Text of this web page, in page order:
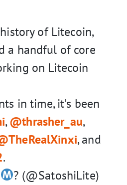
of Litecoin,
a handful of core
on Litecoin
in time, it's been
,@thrasher_au,
, and
.
? (@SatoshiLite)